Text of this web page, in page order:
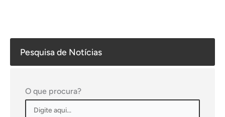
Pesquisa de Notícias
O que procura?